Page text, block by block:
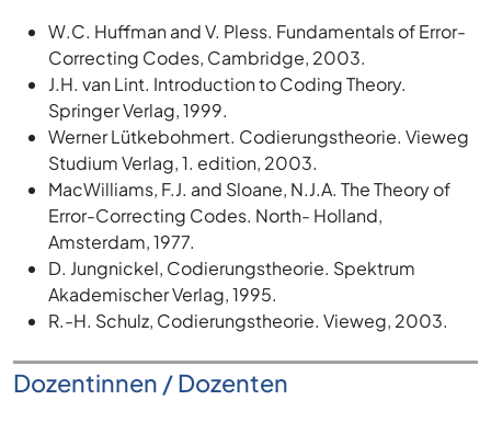
W.C. Huffman and V. Pless. Fundamentals of Error-
Correcting Codes, Cambridge, 2003.
J.H. van Lint. Introduction to Coding Theory.
Springer Verlag, 1999.
Werner Lütkebohmert. Codierungstheorie. Vieweg
Studium Verlag, 1. edition, 2003.
MacWilliams, F.J. and Sloane, N.J.A. The Theory of
Error-Correcting Codes. North- Holland,
Amsterdam, 1977.
D. Jungnickel, Codierungstheorie. Spektrum
Akademischer Verlag, 1995.
R.-H. Schulz, Codierungstheorie. Vieweg, 2003.
Dozentinnen / Dozenten